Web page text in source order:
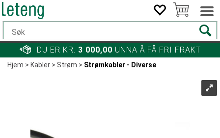
DU ER KR. 3 000,00 UNNA Å FÅ FRI FRAKT
Hjem>Kabler>Strøm>Strømkabler - Diverse